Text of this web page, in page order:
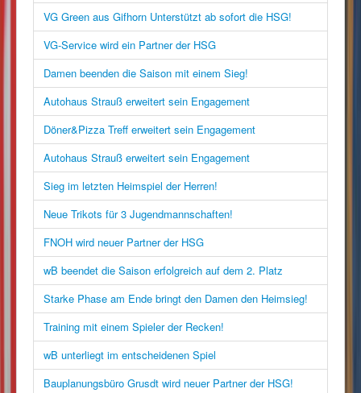
VG Green aus Gifhorn Unterstützt ab sofort die HSG!
VG-Service wird ein Partner der HSG
Damen beenden die Saison mit einem Sieg!
Autohaus Strauß erweitert sein Engagement
Döner&Pizza Treff erweitert sein Engagement
Autohaus Strauß erweitert sein Engagement
Sieg im letzten Heimspiel der Herren!
Neue Trikots für 3 Jugendmannschaften!
FNOH wird neuer Partner der HSG
wB beendet die Saison erfolgreich auf dem 2. Platz
Starke Phase am Ende bringt den Damen den Heimsieg!
Training mit einem Spieler der Recken!
wB unterliegt im entscheidenen Spiel
Bauplanungsbüro Grusdt wird neuer Partner der HSG!